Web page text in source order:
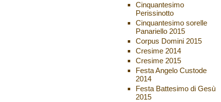
Cinquantesimo
Perissinotto
Cinquantesimo sorelle
Panariello 2015
Corpus Domini 2015
Cresime 2014
Cresime 2015
Festa Angelo Custode
2014
Festa Battesimo di Gesù
2015